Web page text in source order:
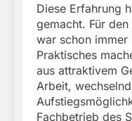
Diese Erfahrung
gemacht. Für
war schon immer
Praktisches
aus attraktivem
Arbeit,
Fachbetrieb des